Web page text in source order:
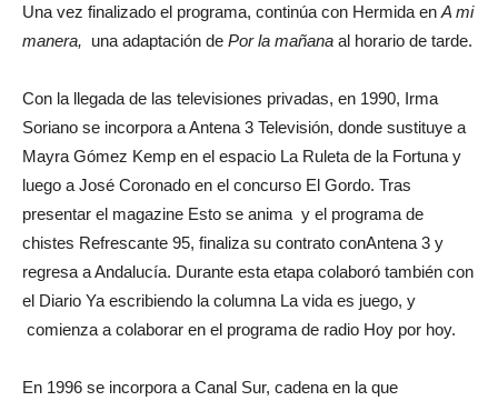
Una vez finalizado el programa, continúa con Hermida en A mi
manera, una adaptación de Por la mañana al horario de tarde.
Con la llegada de las televisiones privadas, en 1990, Irma
Soriano se incorpora a Antena 3 Televisión, donde sustituye a
Mayra Gómez Kemp en el espacio La Ruleta de la Fortuna y
luego a José Coronado en el concurso El Gordo. Tras
presentar el magazine Esto se anima y el programa de
chistes Refrescante 95, finaliza su contrato conAntena 3 y
regresa a Andalucía. Durante esta etapa colaboró también con
el Diario Ya escribiendo la columna La vida es juego, y
comienza a colaborar en el programa de radio Hoy por hoy.
En 1996 se incorpora a Canal Sur, cadena en la que